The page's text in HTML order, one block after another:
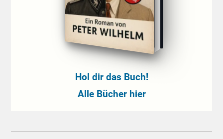
Hol dir das Buch!
Alle Bücher hier